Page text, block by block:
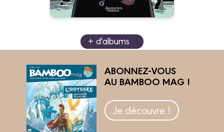
+ d'albums
ABONNEZ-VOUS
AU BAMBOO MAG !
Je découvre !